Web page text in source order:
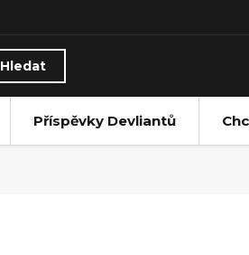
Hledat
Příspěvky Devliantů